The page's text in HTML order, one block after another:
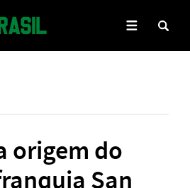
origem do
San